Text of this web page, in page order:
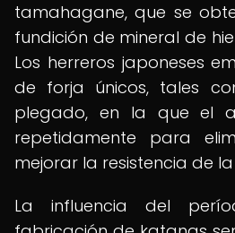
tamahagane, que se
fundición de mineral de
Los herreros japoneses
de forja únicos, tales
plegado, en la que el
repetidamente para
mejorar la resistencia de
La influencia del